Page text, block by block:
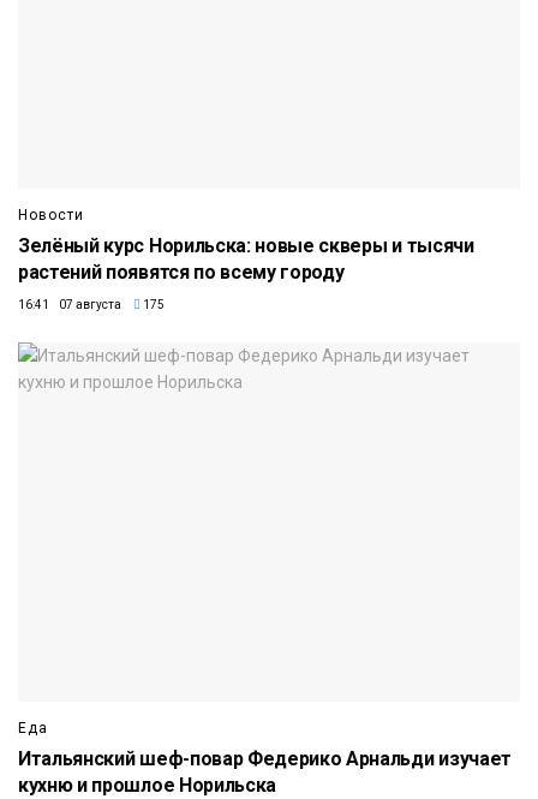
Новости
Зелёный курс Норильска: новые скверы и тысячи
растений появятся по всему городу
16:41 07 августа 175
Еда
Итальянский шеф-повар Федерико Арнальди изучает
кухню и прошлое Норильска